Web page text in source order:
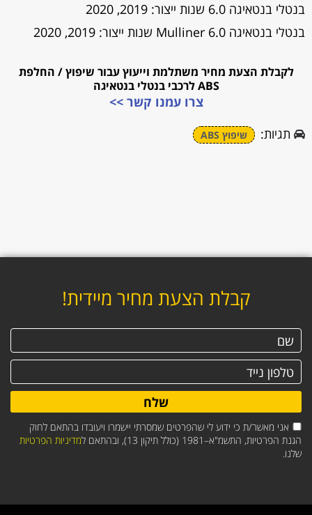
בנטלי בנטאיגה 6.0 שנות ייצור: 2019, 2020
בנטלי בנטאיגה 6.0 Mulliner שנות ייצור: 2019, 2020
לקבלת הצעת מחיר משתלמת וייעוץ עבור שיפוץ / החלפת
ABS לרכבי בנטלי בנטאיגה
צרו עמנו קשר >>
תגיות:
שיפוץ ABS
קבלת הצעת מחיר מיידית!
אני מאשר/ת כי ידוע לי שהפרטים שמסרתי יישמרו ויעובדו בהתאם לחוק
הגנת הפרטיות, התשמ"א–1981 (כולל תיקון 13), ובהתאם ל
מדיניות הפרטיות
שלנו.
שלח